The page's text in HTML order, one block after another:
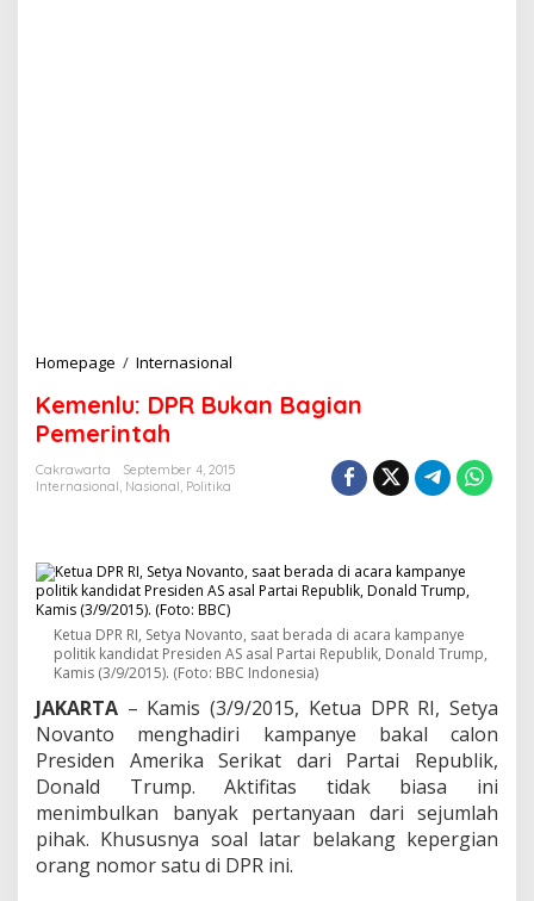
Homepage / Internasional
m
l
R
B
k
a
n
B
a
g
i
a
n
P
e
m
Kemenlu: DPR Bukan Bagian
Pemerintah
Cakrawarta
September 4, 2015
Internasional, Nasional, Politika
Ketua DPR RI, Setya Novanto, saat berada di acara kampanye
politik kandidat Presiden AS asal Partai Republik, Donald Trump,
Kamis (3/9/2015). (Foto: BBC Indonesia)
JAKARTA – Kamis (3/9/2015, Ketua DPR RI, Setya
Novanto menghadiri kampanye bakal calon
Presiden Amerika Serikat dari Partai Republik,
Donald Trump. Aktifitas tidak biasa ini
menimbulkan banyak pertanyaan dari sejumlah
pihak. Khususnya soal latar belakang kepergian
orang nomor satu di DPR ini.